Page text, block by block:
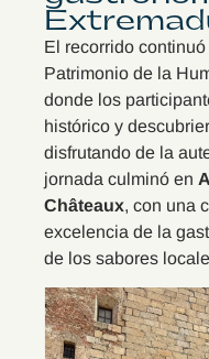
El recorrido
Patrimonio de la
donde los
histórico y
disfrutando de la
jornada culminó en
Châteaux, con una
excelencia de la
de los sabores